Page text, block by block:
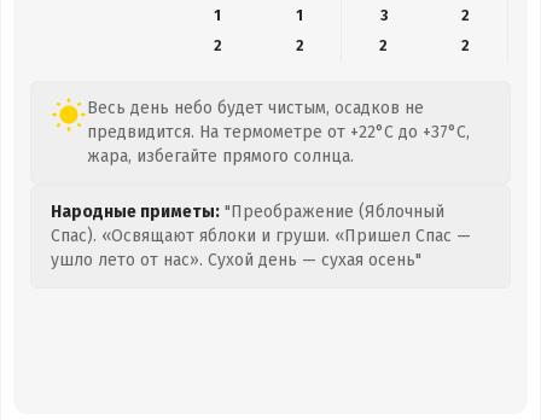
1
1 3
2
2
2 2 2
Весь день небо будет чистым, осадков не
предвидится. На термометре от +22°C до +37°C,
жара, избегайте прямого солнца.
Народные приметы: "Преображение (Яблочный
Спас). «Освящают яблоки и груши. «Пришел Спас —
ушло лето от нас». Сухой день — сухая осень"